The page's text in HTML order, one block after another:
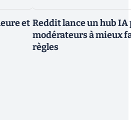
et Reddit lance un hub IA
modérateurs à mieux
règles